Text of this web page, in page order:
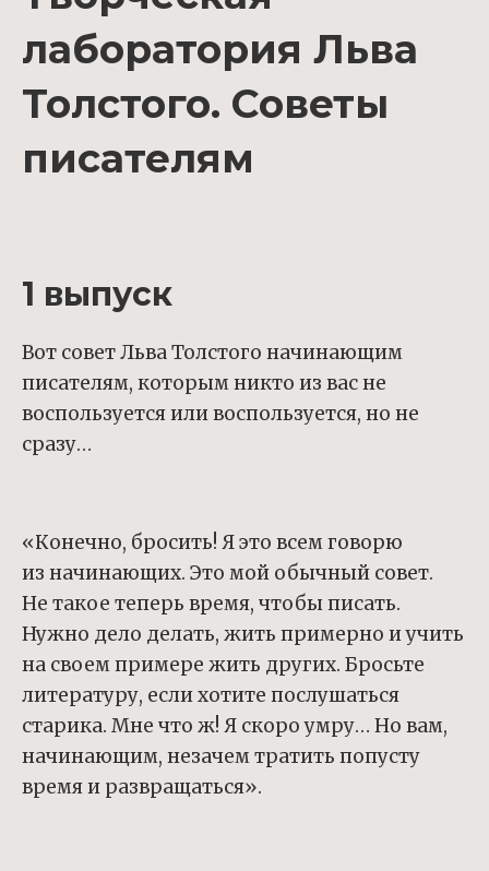
лаборатория Льва
Толстого. Советы
писателям
1 выпуск
Вот совет Льва Толстого начинающим
писателям, которым никто из вас не
воспользуется или воспользуется, но не
сразу…
«Конечно, бросить! Я это всем говорю
из начинающих. Это мой обычный совет.
Не такое теперь время, чтобы писать.
Нужно дело делать, жить примерно и учить
на своем примере жить других. Бросьте
литературу, если хотите послу­шаться
старика. Мне что ж! Я скоро умру… Но вам,
начинающим, незачем тра­тить попусту
время и развращаться».